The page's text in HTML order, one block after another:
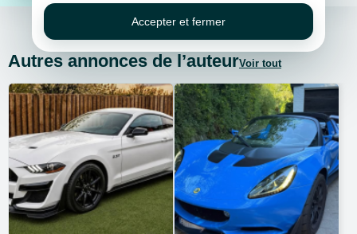
Autres annonces de l’auteurVoir tout
Accepter et fermer